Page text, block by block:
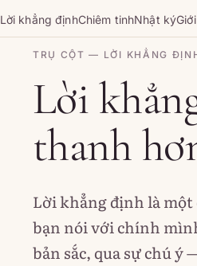
Lời khẳng địnhChiêm tinhNhật ký
TRỤ CỘT — LỜI KHẲNG
Lời
thanh
Lời khẳng định là một
bạn nói với chính
bản sắc, qua sự chú